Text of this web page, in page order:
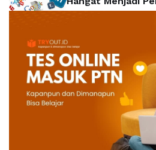
Efektif